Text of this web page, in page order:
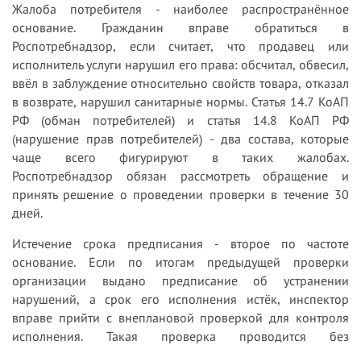
Жалоба потребителя - наиболее распространённое
основание. Гражданин вправе обратиться в
Роспотребнадзор, если считает, что продавец или
исполнитель услуги нарушил его права: обсчитал, обвесил,
ввёл в заблуждение относительно свойств товара, отказал
в возврате, нарушил санитарные нормы. Статья 14.7 КоАП
РФ (обман потребителей) и статья 14.8 КоАП РФ
(нарушение прав потребителей) - два состава, которые
чаще всего фигурируют в таких жалобах.
Роспотребнадзор обязан рассмотреть обращение и
принять решение о проведении проверки в течение 30
дней.
Истечение срока предписания - второе по частоте
основание. Если по итогам предыдущей проверки
организации выдано предписание об устранении
нарушений, а срок его исполнения истёк, инспектор
вправе прийти с внеплановой проверкой для контроля
исполнения. Такая проверка проводится без